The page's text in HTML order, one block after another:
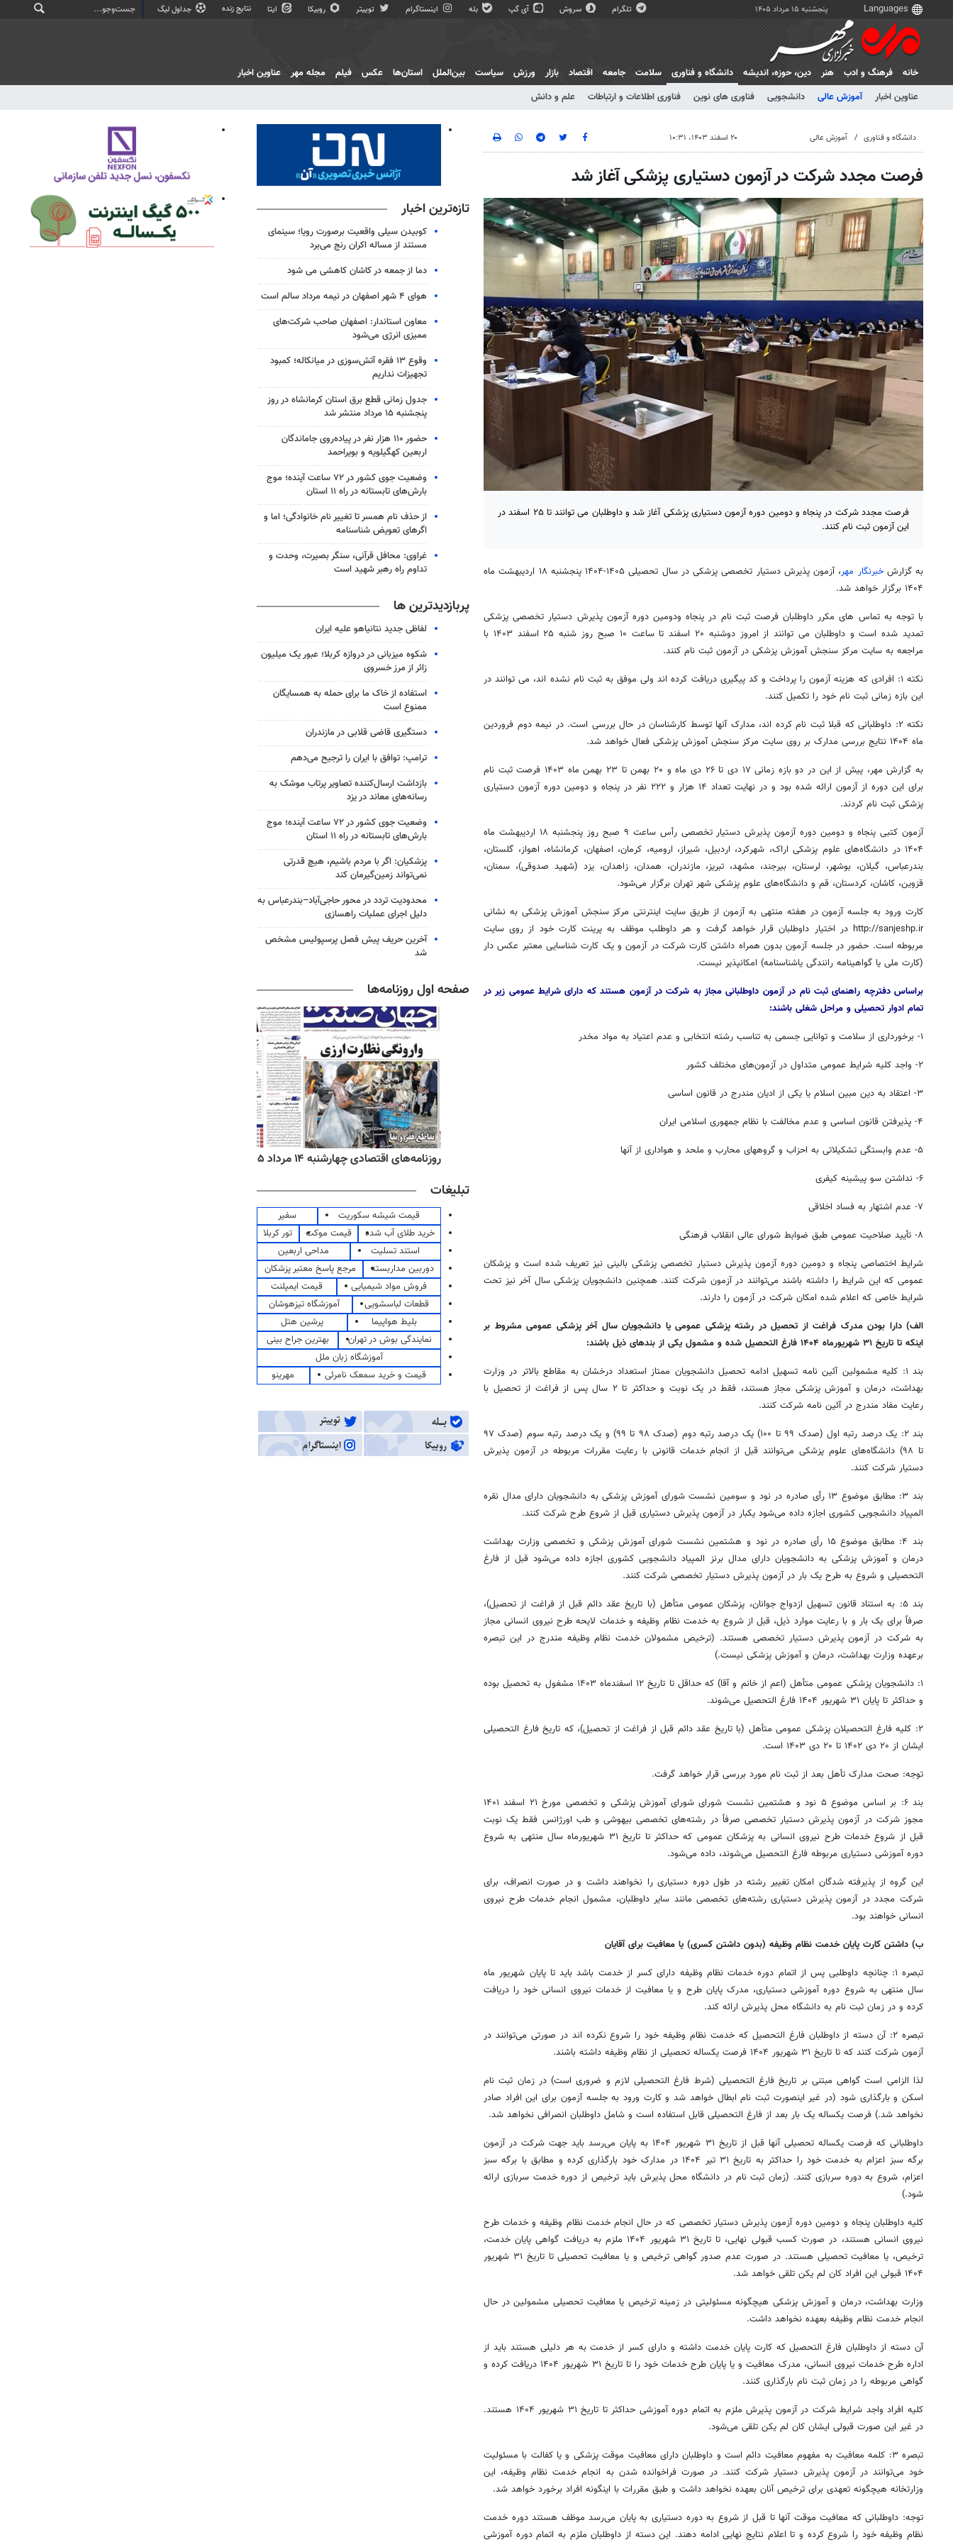
پنجشنبه ۱۵ مرداد ۱۴۰۵ تلگرام سروش آی گپ بله اینستاگرام توییتر روبیکا ایتا نتایج زنده جداول لیگ
خانه فرهنگ و ادب هنر دين، حوزه، انديشه
دانشگاه و فناوری
عناوین اخبار
آموزش عالی دانشجویی فناوری های نوین فناوری اطلاعات و ارتباطات علم و دانش
سلامت جامعه اقتصاد بازار ورزش سیاست بین‌الملل استان‌ها عکس فیلم مجله مهر عناوین اخبار
دانشگاه و فناوری آموزش عالی ۲۰ اسفند ۱۴۰۳، ۱۰:۳۱
فرصت مجدد شرکت در آزمون دستیاری پزشکی آغاز شد
فرصت مجدد شرکت در پنجاه و دومین دوره آزمون دستیاری پزشکی آغاز شد و داوطلبان می توانند تا ۲۵ اسفند در
این آزمون ثبت نام کنند.
به گزارشخبرنگار مهر
، آزمون پذیرش دستیار تخصصی پزشکی در سال تحصیلی ۱۴۰۵-۱۴۰۴ پنجشنبه ۱۸ اردیبهشت ماه
۱۴۰۴ برگزار خواهد شد.
با توجه به تماس های مکرر داوطلبان فرصت ثبت نام در پنجاه ودومین دوره آزمون پذیرش دستیار تخصصی پزشکی
تمدید شده است و داوطلبان می توانند از امروز دوشنبه ۲۰ اسفند تا ساعت ۱۰ صبح روز شنبه ۲۵ اسفند ۱۴۰۳ با
مراجعه به سایت مرکز سنجش آموزش پزشکی در آزمون ثبت نام کنند.
نکته ۱: افرادی که هزینه آزمون را پرداخت و کد پیگیری دریافت کرده اند ولی موفق به ثبت نام نشده اند، می توانند در
این بازه زمانی ثبت نام خود را تکمیل کنند.
نکته ۲: داوطلبانی که قبلا ثبت نام کرده اند، مدارک آنها توسط کارشناسان در حال بررسی است. در نیمه دوم فروردین
ماه ۱۴۰۴ نتایج بررسی مدارک بر روی سایت مرکز سنجش آموزش پزشکی فعال خواهد شد.
به گزارش مهر، پیش از این در دو بازه زمانی ۱۷ دی تا ۲۶ دی ماه و ۲۰ بهمن تا ۲۳ بهمن ماه ۱۴۰۳ فرصت ثبت نام
برای این دوره از آزمون ارائه شده بود و در نهایت تعداد ۱۴ هزار و ۲۲۲ نفر در پنجاه و دومین دوره آزمون دستیاری
پزشکی ثبت نام کردند.
آزمون کتبی پنجاه و دومین دوره آزمون پذیرش دستیار تخصصی رأس ساعت ۹ صبح روز پنجشنبه ۱۸ اردیبهشت ماه
۱۴۰۴ در دانشگاه‌های علوم پزشکی اراک، شهرکرد، اردبیل، شیراز، ارومیه، کرمان، اصفهان، کرمانشاه، اهواز، گلستان،
بندرعباس، گیلان، بوشهر، لرستان، بیرجند، مشهد، تبریز، مازندران، همدان، زاهدان، یزد (شهید صدوقی)، سمنان،
قزوین، کاشان، کردستان، قم و دانشگاه‌های علوم پزشکی شهر تهران برگزار می‌شود.
کارت ورود به جلسه آزمون در هفته منتهی به آزمون از طریق سایت اینترنتی مرکز سنجش آموزش پزشکی به نشانی
http://sanjeshp.ir در اختیار داوطلبان قرار خواهد گرفت و هر داوطلب موظف به پرینت کارت خود از روی سایت
مربوطه است. حضور در جلسه آزمون بدون همراه داشتن کارت شرکت در آزمون و یک کارت شناسایی معتبر عکس دار
(کارت ملی یا گواهینامه رانندگی یاشناسنامه) امکانپذیر نیست.
براساس دفترچه راهنمای ثبت نام در آزمون داوطلبانی مجاز به شرکت در آزمون هستند که دارای شرایط عمومی زیر در
تمام ادوار تحصیلی و مراحل شغلی باشند:
۱- برخورداری از سلامت و توانایی جسمی به تناسب رشته انتخابی و عدم اعتیاد به مواد مخدر
۲- واجد کلیه شرایط عمومی متداول در آزمون‌های مختلف کشور
۳- اعتقاد به دین مبین اسلام یا یکی از ادیان مندرج در قانون اساسی
۴- پذیرفتن قانون اساسی و عدم مخالفت با نظام جمهوری اسلامی ایران
۵- عدم وابستگی تشکیلاتی به احزاب و گروههای محارب و ملحد و هواداری از آنها
۶- نداشتن سو پیشینه کیفری
۷- عدم اشتهار به فساد اخلاقی
۸- تأیید صلاحیت عمومی طبق ضوابط شورای عالی انقلاب فرهنگی
شرایط اختصاصی پنجاه و دومین دوره آزمون پذیرش دستیار تخصصی پزشکی بالینی نیز تعریف شده است و پزشکان
عمومی که این شرایط را داشته باشند می‌توانند در آزمون شرکت کنند. همچنین دانشجویان پزشکی سال آخر نیز تحت
شرایط خاصی که اعلام شده امکان شرکت در آزمون را دارند.
الف) دارا بودن مدرک فراغت از تحصیل در رشته پزشکی عمومی یا دانشجویان سال آخر پزشکی عمومی مشروط بر
اینکه تا تاریخ ۳۱ شهریورماه ۱۴۰۴ فارغ التحصیل شده و مشمول یکی از بندهای ذیل باشند:
بند ۱: کلیه مشمولین آئین نامه تسهیل ادامه تحصیل دانشجویان ممتاز استعداد درخشان به مقاطع بالاتر در وزارت
بهداشت، درمان و آموزش پزشکی مجاز هستند، فقط در یک نوبت و حداکثر تا ۲ سال پس از فراغت از تحصیل با
رعایت مفاد مندرج در آئین نامه شرکت کنند.
بند ۲: یک درصد رتبه اول (صدک ۹۹ تا ۱۰۰) یک درصد رتبه دوم (صدک ۹۸ تا ۹۹) و یک درصد رتبه سوم (صدک ۹۷
تا ۹۸) دانشگاه‌های علوم پزشکی می‌توانند قبل از انجام خدمات قانونی با رعایت مقررات مربوطه در آزمون پذیرش
دستیار شرکت کنند.
بند ۳: مطابق موضوع ۱۳ رأی صادره در نود و سومین نشست شورای آموزش پزشکی به دانشجویان دارای مدال نقره
المپیاد دانشجویی کشوری اجازه داده می‌شود یکبار در آزمون پذیرش دستیاری قبل از شروع طرح شرکت کنند.
بند ۴: مطابق موضوع ۱۵ رأی صادره در نود و هشتمین نشست شورای آموزش پزشکی و تخصصی وزارت بهداشت
درمان و آموزش پزشکی به دانشجویان دارای مدال برنز المپیاد دانشجویی کشوری اجازه داده می‌شود قبل از فارغ
التحصیلی و شروع به طرح یک بار در آزمون پذیرش دستیار تخصصی شرکت کنند.
بند ۵: به استناد قانون تسهیل ازدواج جوانان، پزشکان عمومی متأهل (با تاریخ عقد دائم قبل از فراغت از تحصیل)،
صرفاً برای یک بار و با رعایت موارد ذیل، قبل از شروع به خدمت نظام وظیفه و خدمات لایحه طرح نیروی انسانی مجاز
به شرکت در آزمون پذیرش دستیار تخصصی هستند. (ترخیص مشمولان خدمت نظام وظیفه مندرج در این تبصره
برعهده وزارت بهداشت، درمان و آموزش پزشکی نیست.)
۱: دانشجویان پزشکی عمومی متأهل (اعم از خانم و آقا) که حداقل تا تاریخ ۱۲ اسفندماه ۱۴۰۳ مشغول به تحصیل بوده
و حداکثر تا پایان ۳۱ شهریور ۱۴۰۴ فارغ التحصیل می‌شوند.
۲: کلیه فارغ التحصیلان پزشکی عمومی متأهل (با تاریخ عقد دائم قبل از فراغت از تحصیل)، که تاریخ فارغ التحصیلی
ایشان از ۲۰ دی ۱۴۰۲ تا ۲۰ دی ۱۴۰۳ است.
توجه: صحت مدارک تأهل بعد از ثبت نام مورد بررسی قرار خواهد گرفت.
بند ۶: بر اساس موضوع ۵ نود و هشتمین نشست شورای شورای آموزش پزشکی و تخصصی مورخ ۲۱ اسفند ۱۴۰۱
مجوز شرکت در آزمون پذیرش دستیار تخصصی صرفاً در رشته‌های تخصصی بیهوشی و طب اورژانس فقط یک نوبت
قبل از شروع خدمات طرح نیروی انسانی به پزشکان عمومی که حداکثر تا تاریخ ۳۱ شهریورماه سال منتهی به شروع
دوره آموزشی دستیاری مربوطه فارغ التحصیل می‌شوند، داده می‌شود.
این گروه از پذیرفته شدگان امکان تغییر رشته در طول دوره دستیاری را نخواهند داشت و در صورت انصراف، برای
شرکت مجدد در آزمون پذیرش دستیاری رشته‌های تخصصی مانند سایر داوطلبان، مشمول انجام خدمات طرح نیروی
انسانی خواهند بود.
ب) داشتن کارت پایان خدمت نظام وظیفه (بدون داشتن کسری) یا معافیت برای آقایان
تبصره ۱: چنانچه داوطلبی پس از اتمام دوره خدمات نظام وظیفه دارای کسر از خدمت باشد باید تا پایان شهریور ماه
سال منتهی به شروع دوره آموزشی دستیاری، مدرک پایان طرح و یا معافیت از خدمات نیروی انسانی خود را دریافت
کرده و در زمان ثبت نام به دانشگاه محل پذیرش ارائه کند.
تبصره ۲: آن دسته از داوطلبان فارغ التحصیل که خدمت نظام وظیفه خود را شروع نکرده اند در صورتی می‌توانند در
آزمون شرکت کنند که تا تاریخ ۳۱ شهریور ۱۴۰۴ فرصت یکساله تحصیلی از نظام وظیفه داشته باشند.
لذا الزامی است گواهی مبتنی بر تاریخ فارغ التحصیلی (شرط فارغ التحصیلی لازم و ضروری است) در زمان ثبت نام
اسکن و بارگذاری شود (در غیر اینصورت ثبت نام ابطال خواهد شد و کارت ورود به جلسه آزمون برای این افراد صادر
نخواهد شد.) فرصت یکساله یک بار بعد از فارغ التحصیلی قابل استفاده است و شامل داوطلبان انصرافی نخواهد شد.
داوطلبانی که فرصت یکساله تحصیلی آنها قبل از تاریخ ۳۱ شهریور ۱۴۰۴ به پایان می‌رسد باید جهت شرکت در آزمون
برگه سبز اعزام به خدمت خود را حداکثر به تاریخ ۳۱ تیر ۱۴۰۴ در مدارک خود بارگذاری کرده و مطابق با برگه سبز
اعزام، شروع به دوره سربازی کنند. (زمان ثبت نام در دانشگاه محل پذیرش باید ترخیص از دوره خدمت سربازی ارائه
شود.)
کلیه داوطلبان پنجاه و دومین دوره آزمون پذیرش دستیار تخصصی که در حال انجام خدمت نظام وظیفه و خدمات طرح
نیروی انسانی هستند، در صورت کسب قبولی نهایی، تا تاریخ ۳۱ شهریور ۱۴۰۴ ملزم به دریافت گواهی پایان خدمت،
ترخیص، یا معافیت تحصیلی هستند. در صورت عدم صدور گواهی ترخیص و یا معافیت تحصیلی تا تاریخ ۳۱ شهریور
۱۴۰۴ قبولی این افراد کان لم یکن تلقی خواهد شد.
وزارت بهداشت، درمان و آموزش پزشکی هیچگونه مسئولیتی در زمینه ترخیص یا معافیت تحصیلی مشمولین در حال
انجام خدمت نظام وظیفه بعهده نخواهد داشت.
آن دسته از داوطلبان فارغ التحصیل که کارت پایان خدمت داشته و دارای کسر از خدمت به هر دلیلی هستند باید از
اداره طرح خدمات نیروی انسانی، مدرک معافیت و یا پایان طرح خدمات خود را تا تاریخ ۳۱ شهریور ۱۴۰۴ دریافت کرده و
گواهی مربوطه را در زمان ثبت نام بارگذاری کنند.
کلیه افراد واجد شرایط شرکت در آزمون پذیرش ملزم به اتمام دوره آموزشی حداکثر تا تاریخ ۳۱ شهریور ۱۴۰۴ هستند.
در غیر این صورت قبولی ایشان کان لم یکن تلقی می‌شود.
تبصره ۳: کلمه معافیت به مفهوم معافیت دائم است و داوطلبان دارای معافیت موقت پزشکی و یا کفالت با مسئولیت
خود می‌توانند در آزمون پذیرش دستیار شرکت کنند. در صورت فراخوانده شدن به انجام خدمت نظام وظیفه، این
وزارتخانه هیچگونه تعهدی برای ترخیص آنان بعهده نخواهد داشت و طبق مقررات با اینگونه افراد برخورد خواهد شد.
توجه: داوطلبانی که معافیت موقت آنها تا قبل از شروع به دوره دستیاری به پایان می‌رسد موظف هستند دوره خدمت
نظام وظیفه خود را شروع کرده و تا اعلام نتایج نهایی ادامه دهند. این دسته از داوطلبان ملزم به اتمام دوره آموزشی
تازه‌ترین اخبار
کوبیدن سیلی واقعیت برصورت رویا؛ سینمای
مستند از مساله اکران رنج می‌برد
دما از جمعه در کاشان کاهشی می شود
هوای ۴ شهر اصفهان در نیمه مرداد سالم است
معاون استاندار: اصفهان صاحب شرکت‌های
ممیزی انرژی می‌شود
وقوع ۱۳ فقره آتش‌سوزی در میانکاله؛ کمبود
تجهیزات نداریم
جدول زمانی قطع برق استان کرمانشاه در روز
پنجشنبه ۱۵ مرداد منتشر شد
حضور ۱۱۰ هزار نفر در پیاده‌روی جاماندگان
اربعین کهگیلویه و بویراحمد
وضعیت جوی کشور در ۷۲ ساعت آینده؛ موج
بارش‌های تابستانه در راه ۱۱ استان
از حذف نام همسر تا تغییر نام خانوادگی؛ اما و
اگرهای تعویض شناسنامه
غراوی: محافل قرآنی، سنگر بصیرت، وحدت و
تداوم راه رهبر شهید است
پربازدیدترین ها
لفاظی جدید نتانیاهو علیه ایران
شکوه میزبانی در دروازه کربلا؛ عبور یک میلیون
زائر از مرز خسروی
استفاده از خاک ما برای حمله به همسایگان
ممنوع است
دستگیری قاضی قلابی در مازندران
ترامپ: توافق با ایران را ترجیح می‌دهم
بازداشت ارسال‌کننده تصاویر پرتاب موشک به
رسانه‌های معاند در یزد
وضعیت جوی کشور در ۷۲ ساعت آینده؛ موج
بارش‌های تابستانه در راه ۱۱ استان
پزشکیان: اگر با مردم باشیم، هیچ قدرتی
نمی‌تواند زمین‌گیرمان کند
محدودیت تردد در محور حاجی‌آباد–بندرعباس به
دلیل اجرای عملیات راهسازی
آخرین حریف پیش فصل پرسپولیس مشخص
شد
صفحه اول روزنامه‌ها
روزنامه‌های ورزشی چهارشنبه ۱۴ مرداد ۱۴۰۵ روزنامه‌های صبح چهارشنبه ۱۴ مرداد ۱۴۰۵ روزنامه‌های اقتصادی چهارشنبه ۱۴ مرداد ۱۴۰۵
تبلیغات
قیمت شیشه سکوریت
سفیر
خرید طلای آب شده
قیمت موکت
تور کربلا
استند تسلیت
مداحی اربعین
دوربین مداربسته
مرجع پاسخ معتبر پزشکان
فروش مواد شیمیایی
قیمت ایمپلنت
قطعات لباسشویی
آموزشگاه تیزهوشان
بلیط هواپیما
پرشین هتل
نمایندگی بوش در تهران
بهترین جراح بینی
آموزشگاه زبان ملل
قیمت و خرید سمعک نامرئی
مهرینو